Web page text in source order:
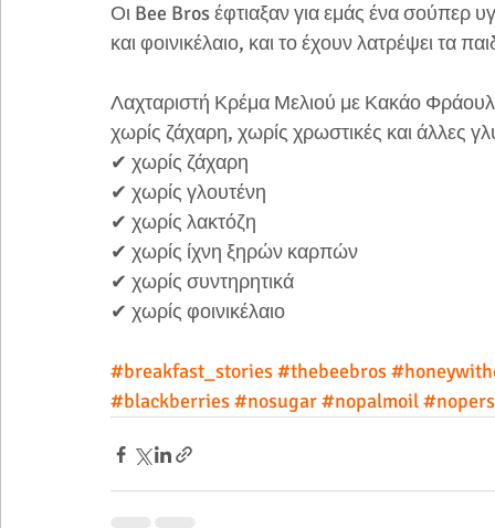
Οι Bee Bros έφτιαξαν για εμάς ένα σούπερ
και φοινικέλαιο, και το έχουν λατρέψει τα
Λαχταριστή Κρέμα Μελιού με Κακάο
χωρίς ζάχαρη, χωρίς χρωστικές και άλλες
✔ χωρίς ζάχαρη⠀⠀
✔ χωρίς γλουτένη⠀⠀
✔ χωρίς λακτόζη⠀⠀
✔ χωρίς ίχνη ξηρών καρπών⠀⠀
✔ χωρίς συντηρητικά⠀⠀
✔ χωρίς φοινικέλαιο⠀⠀
#breakfast_stories#thebeebros
#blackberries#nosugar#nopalmoil